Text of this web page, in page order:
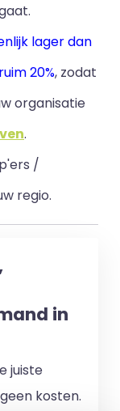
lager dan
20%, zodat
organisatie
.
/
regio.
in
juiste
kosten.